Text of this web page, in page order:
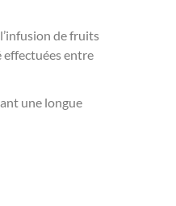
de fruits
effectuées entre
une longue